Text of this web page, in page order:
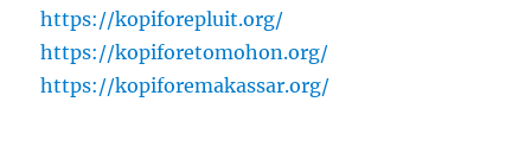
https://kopiforepluit.org/
https://kopiforetomohon.org/
https://kopiforemakassar.org/